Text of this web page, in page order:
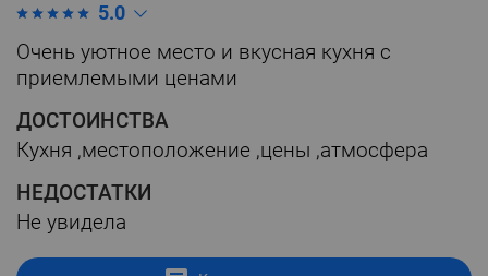
5.0
Очень уютное место и вкусная кухня с
приемлемыми ценами
ДОСТОИНСТВА
Кухня ,местоположение ,цены ,атмосфера
НЕДОСТАТКИ
Не увидела